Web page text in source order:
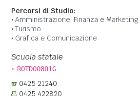
Percorsi di Studio:
Amministrazione, Finanza e Marketing
Turismo
Grafica e Comunicazione
Scuola statale
» ROTD00801G
0425 21240
0425 422820